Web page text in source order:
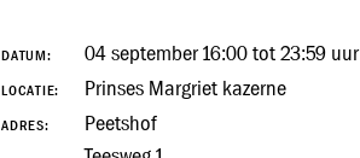
DATUM: 04 september 16:00 tot 23:59 uur
LOCATIE: Prinses Margriet kazerne
ADRES:
Peetshof